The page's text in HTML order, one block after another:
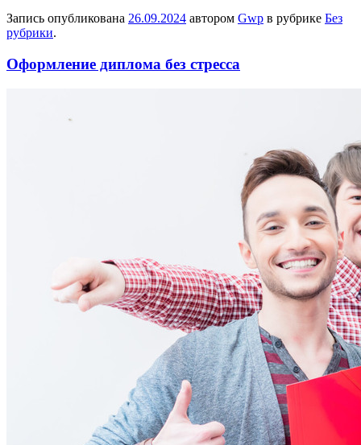
Запись опубликована 26.09.2024 автором Gwp в рубрике Без
рубрики.
Оформление диплома без стресса